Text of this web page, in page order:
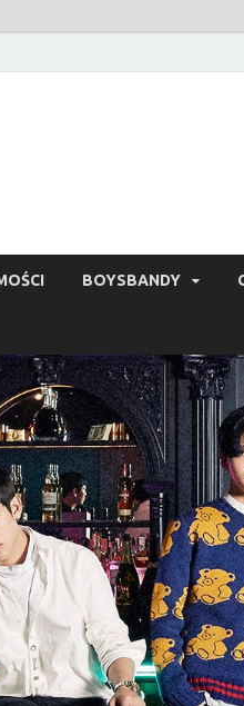
BOYSBANDY